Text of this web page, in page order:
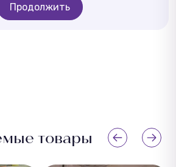
Продолжить
товары